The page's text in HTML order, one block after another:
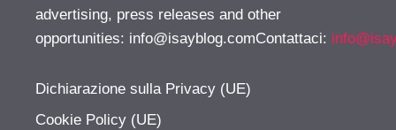
advertising, press releases and other
opportunities: info@isayblog.comContattaci:
Dichiarazione sulla Privacy (UE)
Cookie Policy (UE)